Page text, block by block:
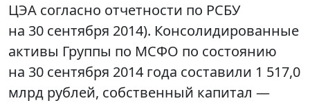
ЦЭА согласно отчетности по РСБУ
на 30 сентября 2014). Консолидированные
активы Группы по МСФО по состоянию
на 30 сентября 2014 года составили 1 517,0
млрд рублей, собственный капитал —